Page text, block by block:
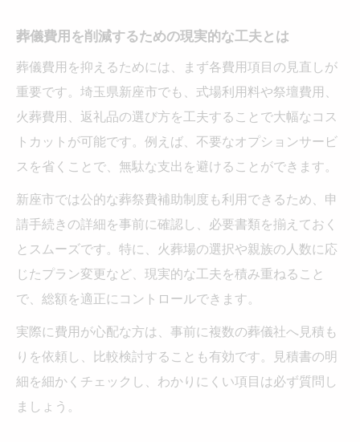
葬祭補助申請に必要な手続きと流れを解説
葬儀費用の支援を受けるための条件を整理
申請ミスを防ぐ葬儀補助のポイントまとめ
新座市の葬儀補助金を確実に受け取る方法
葬儀費用の支払いを助ける公的制度とは
貯金が少ない時に検討すべき葬儀プラン
生活保護や葬祭扶助の活用方法を解説
葬儀費用の原資を複線的に確保する方法
埼玉県の葬儀平均費用と新座市事情
埼玉県と新座市の葬儀費用を徹底比較
全国平均と埼玉県の葬儀費用の違い
葬儀費用を削減するための現実的な工夫とは
葬儀費用を抑えるためには、まず各費用項目の見直しが
重要です。埼玉県新座市でも、式場利用料や祭壇費用、
火葬費用、返礼品の選び方を工夫することで大幅なコス
トカットが可能です。例えば、不要なオプションサービ
スを省くことで、無駄な支出を避けることができます。
新座市では公的な葬祭費補助制度も利用できるため、申
請手続きの詳細を事前に確認し、必要書類を揃えておく
とスムーズです。特に、火葬場の選択や親族の人数に応
じたプラン変更など、現実的な工夫を積み重ねること
で、総額を適正にコントロールできます。
実際に費用が心配な方は、事前に複数の葬儀社へ見積も
りを依頼し、比較検討することも有効です。見積書の明
細を細かくチェックし、わかりにくい項目は必ず質問し
ましょう。